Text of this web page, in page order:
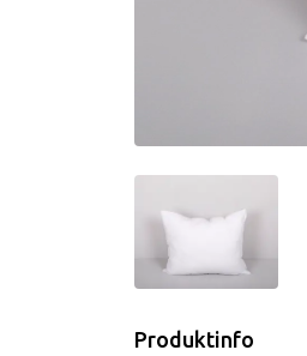
Produktinfo